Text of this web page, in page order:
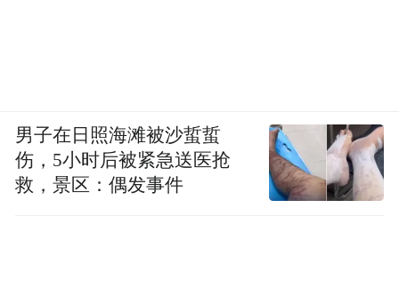
男子在日照海滩被沙蜇蜇
伤，5小时后被紧急送医抢
救，景区：偶发事件